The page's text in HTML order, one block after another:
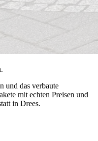
und das verbaute
mit echten Preisen und
in Drees.